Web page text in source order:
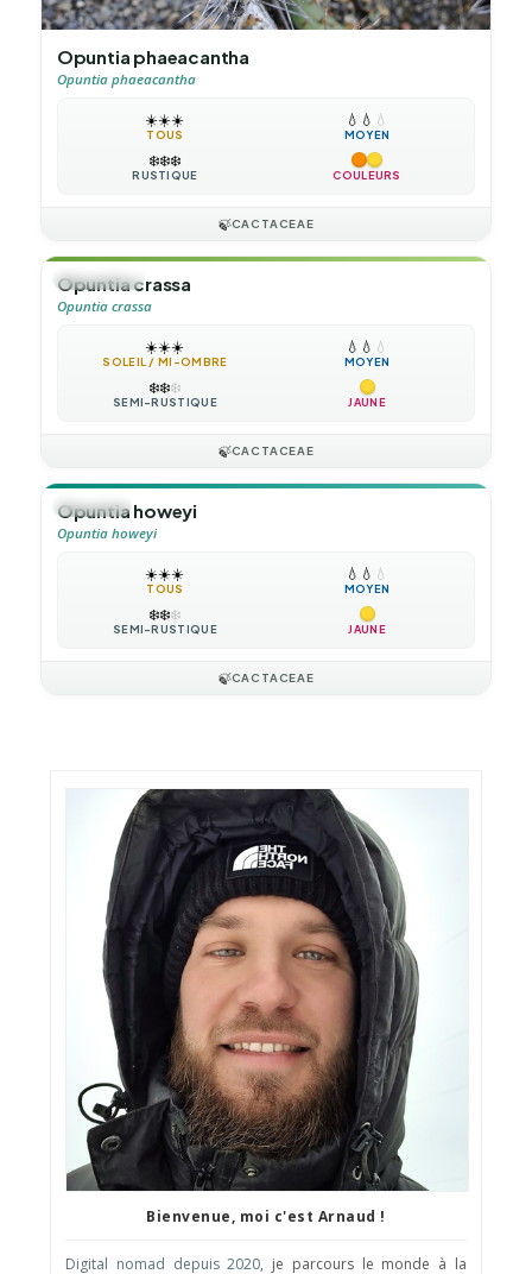
Opuntia phaeacantha
Opuntia phaeacantha
☀️☀️☀️
TOUS
💧 💧 💧
MOYEN
❄️❄️❄️
RUSTIQUE COULEURS
🍃CACTACEAE
🌲ARBUSTE
Opuntia crassa
Opuntia crassa
☀️☀️☀️
SOLEIL / MI-OMBRE
💧 💧 💧
MOYEN
❄️❄️❄️
SEMI-RUSTIQUE JAUNE
🍃CACTACEAE
🪴VIVACE
Opuntia howeyi
Opuntia howeyi
☀️☀️☀️
TOUS
💧 💧 💧
MOYEN
❄️❄️❄️
SEMI-RUSTIQUE JAUNE
🍃CACTACEAE
Bienvenue, moi c'est Arnaud !
Digital nomad depuis 2020, je parcours le monde à la